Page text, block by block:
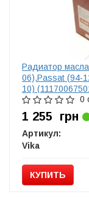
Радиатор
06),Passat (94-
10)
0
1 255 грн
Артикул:
Vika
КУПИТЬ